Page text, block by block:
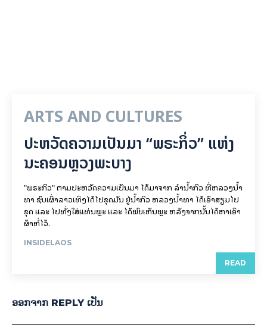
ARTS AND CULTURES
ປະຫວັດຄວາມເປັນມາ “ພຣະກິ່ວ” ແຫ່ງ
ນະຄອນຫຼວງພະບາງ
"ພຣະກິວ" ຕາມປະຫວັດຄວາມເປັນມາ ໄດ້ມາຈາກ ລຳນ້ຳກິວ ທີ່ຫລວງນ້ຳ
ທາ ຊົນເຜົ່າລາວເທິງໄດ້ໄປຂຸດມັນ ຢູ່ນ້ຳກິວ ຫລວງນ້ຳທາ ໄດ້ເອົາສຽມໄປ
ຂຸດ ແລະ ໄປທັ່ງໃສ່ແທ່ນພຼະ ແລະ ໄດ້ພົບເຫັນພຼະ ຫລັງຈາກນັ້ນໄດ້ຫາເອົາ
ຜ້າຫໍ່ໄວ້.
INSIDELAOS
READ
ອອກ​ຈາກ REPLY ເປັນ